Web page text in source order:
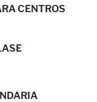
CENTROS